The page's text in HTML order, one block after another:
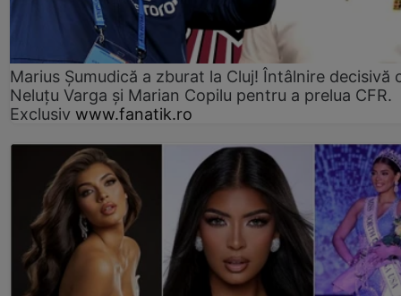
Marius Şumudică a zburat la Cluj! Întâlnire decisivă
Neluţu Varga şi Marian Copilu pentru a prelua CFR.
Exclusiv www.fanatik.ro